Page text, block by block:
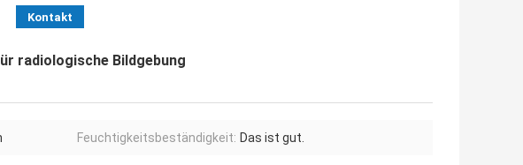
Kontakt
radiologische Bildgebung
Feuchtigkeitsbeständigkeit: Das ist gut.